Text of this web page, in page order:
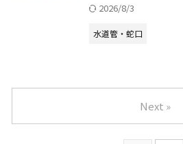
2026/8/3
水道管・蛇口
Next »